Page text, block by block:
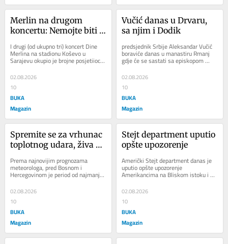
Merlin na drugom
koncertu: Nemojte biti
I drugi (od ukupno tri) koncert Dine
Merlina na stadionu Koševo u
Sarajevu okupio je brojne posjetiioce
iz Bosne i Hercegovine i drugih
zemalja...
02.08.2026
10
BUKA
Magazin
Vučić danas u Drvaru,
sa njim i Dodik
predsjednik Srbije Aleksandar Vučić
boraviće danas u manastiru Rmanj
gdje će se sastati sa episkopom
bihaćko-petrovačkim i rmanjskim
Sergijem....
02.08.2026
10
BUKA
Magazin
Spremite se za vrhunac
toplotnog udara, živa
kada će trajati
Prema najnovijim prognozama
meteorologa, pred Bosnom i
Hercegovinom je period od najmanje
sedam do deset izrazito vrućih dana,
a temperature će...
02.08.2026
10
BUKA
Magazin
Stejt department uputio
opšte upozorenje
Američki Stejt department danas je
uputio opšte upozorenje
Amerikancima na Bliskom istoku i
budu spremni da odu...
02.08.2026
10
BUKA
Magazin